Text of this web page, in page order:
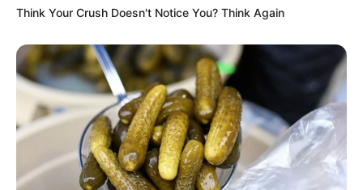
Think Your Crush Doesn't Notice You? Think Again